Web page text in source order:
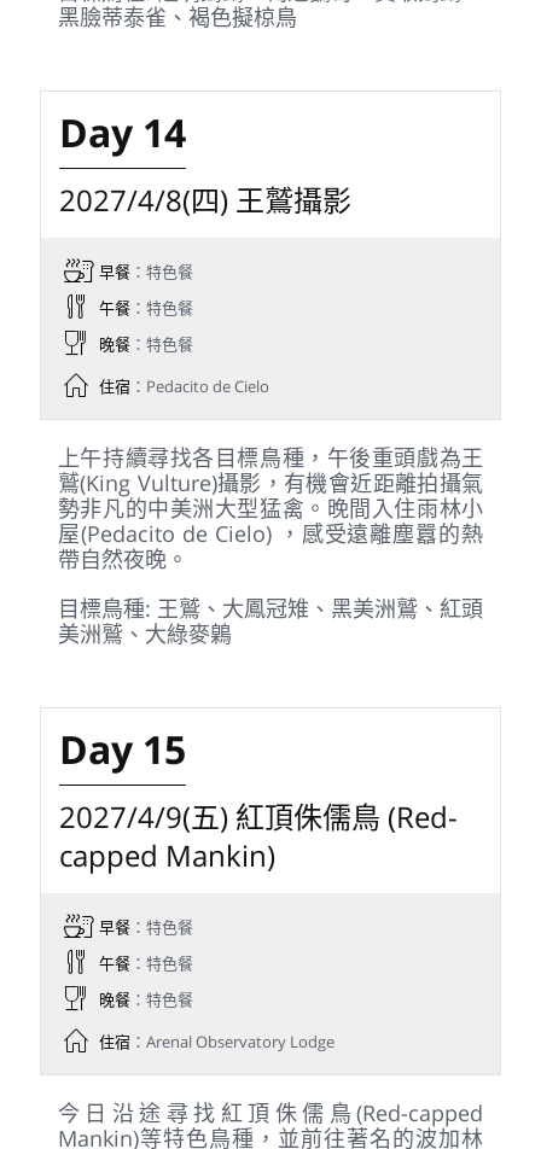
Day 13
2027/4/7(三) 猛禽遷徙秘境
午餐 ：特色餐
晚餐 ：特色餐
住宿：Laguna del Lagarto Lodge
今日前往北部低地雨林區，入住知名的
Laguna del Lagarto Lodge。此地是中美洲
猛禽與稀有鳥類棲地，每年更有壯觀的猛禽
與鷹類遷徙通過，周圍原始森林保存完整，
充滿濃厚探險氛圍。